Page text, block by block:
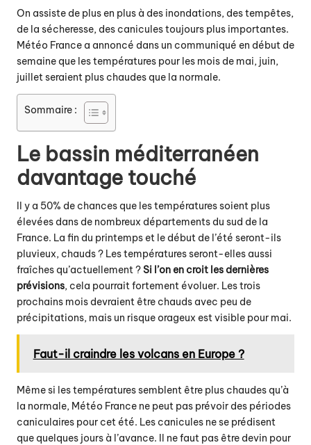
On assiste de plus en plus à des inondations, des tempêtes,
de la sécheresse, des canicules toujours plus importantes.
Météo France a annoncé dans un communiqué en début de
semaine que les températures pour les mois de mai, juin,
juillet seraient plus chaudes que la normale.
Sommaire :
Le bassin méditerranéen
davantage touché
Il y a 50% de chances que les températures soient plus
élevées dans de nombreux départements du sud de la
France. La fin du printemps et le début de l’été seront-ils
pluvieux, chauds ? Les températures seront-elles aussi
fraîches qu’actuellement ?Si l’on en croit les dernières
prévisions, cela pourrait fortement évoluer. Les trois
prochains mois devraient être chauds avec peu de
précipitations, mais un risque orageux est visible pour mai.
Faut-il craindre les volcans en Europe ?
Même si les températures semblent être plus chaudes qu’à
la normale, Météo France ne peut pas prévoir des périodes
caniculaires pour cet été. Les canicules ne se prédisent
que quelques jours à l’avance. Il ne faut pas être devin pour